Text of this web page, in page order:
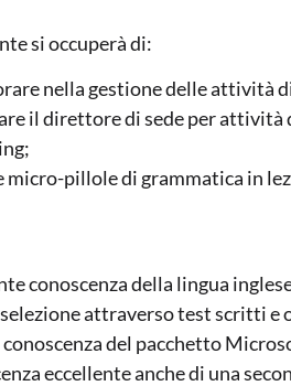
si occuperà di:
nella gestione delle attività
il direttore di sede per
micro-pillole di grammatica in
conoscenza della lingua
attraverso test scritti e
del pacchetto
eccellente anche di una